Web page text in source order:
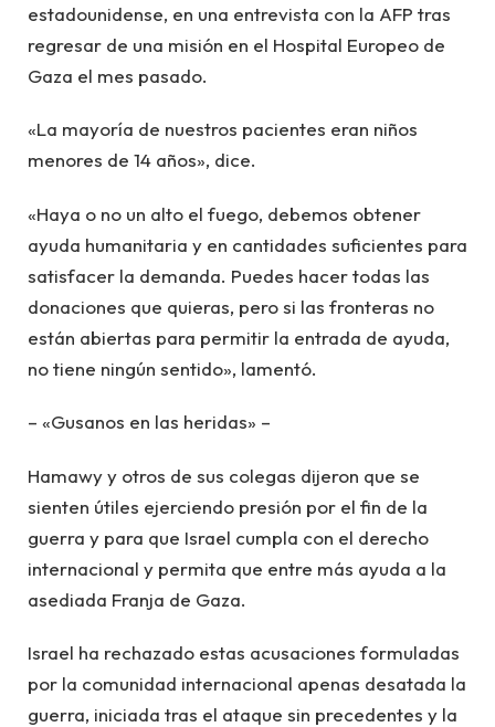
estadounidense, en una entrevista con la AFP tras
regresar de una misión en el Hospital Europeo de
Gaza el mes pasado.
«La mayoría de nuestros pacientes eran niños
menores de 14 años», dice.
«Haya o no un alto el fuego, debemos obtener
ayuda humanitaria y en cantidades suficientes para
satisfacer la demanda. Puedes hacer todas las
donaciones que quieras, pero si las fronteras no
están abiertas para permitir la entrada de ayuda,
no tiene ningún sentido», lamentó.
– «Gusanos en las heridas» –
Hamawy y otros de sus colegas dijeron que se
sienten útiles ejerciendo presión por el fin de la
guerra y para que Israel cumpla con el derecho
internacional y permita que entre más ayuda a la
asediada Franja de Gaza.
Israel ha rechazado estas acusaciones formuladas
por la comunidad internacional apenas desatada la
guerra, iniciada tras el ataque sin precedentes y la